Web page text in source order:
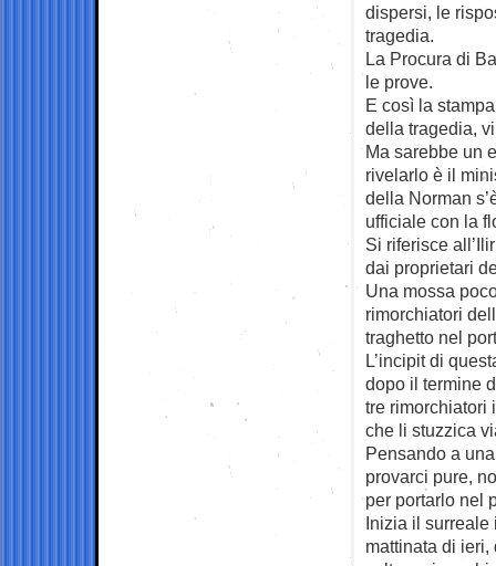
dispersi, le
tragedia.
La Procura di
le prove.
E così la
della tragedia,
Ma sarebbe un
rivelarlo è il
della Norman
ufficiale con la
Si riferisce
dai proprietari
Una mossa
rimorchiatori
traghetto nel
L’incipit di
dopo il termine
tre rimorchiatori
che li stuzzica
Pensando a
provarci pure,
per portarlo nel
Inizia il surreale
mattinata di ieri,